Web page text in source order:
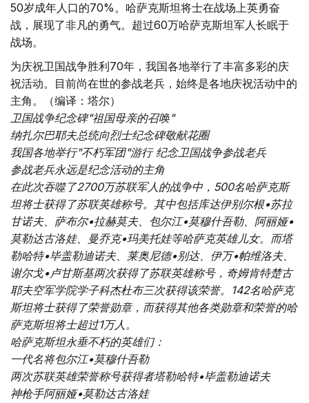
50岁成年人口的70%。哈萨克斯坦将士在战场上英勇奋
战，展现了非凡的勇气。超过60万哈萨克斯坦军人长眠于
战场。
为庆祝卫国战争胜利70年，我国各地举行了丰富多彩的庆
祝活动。目前尚在世的参战老兵，始终是各地庆祝活动中的
主角。（编译：塔尔）
卫国战争纪念碑"祖国母亲的召唤"
纳扎尔巴耶夫总统向烈士纪念碑敬献花圈
我国各地举行"不朽军团"游行 纪念卫国战争参战老兵
参战老兵永远是纪念活动的主角
在此次吞噬了2700万苏联军人的战争中，500名哈萨克斯
坦将士获得了苏联英雄称号。其中包括库达伊别尔根•苏拉
甘诺夫、萨布尔•拉赫莫夫、包尔江•莫穆什吾勒、阿丽娅•
莫勒达古洛娃、曼乔克•玛美托娃等哈萨克英雄儿女。而塔
勒哈特•毕盖勒迪诺夫、莱奥尼德•别达、伊万•帕维洛夫、
谢尔戈•卢甘斯基两次获得了苏联英雄称号，奇姆肯特楚古
耶夫空军学院学子科杰杜布三次获得该荣誉。142名哈萨克
斯坦将士获得了荣誉勋章，而获得其他各类勋章和荣誉的哈
萨克斯坦将士超过1万人。
哈萨克斯坦永垂不朽的英雄们：
一代名将包尔江•莫穆什吾勒
两次苏联英雄荣誉称号获得者塔勒哈特•毕盖勒迪诺夫
神枪手阿丽娅•莫勒达古洛娃